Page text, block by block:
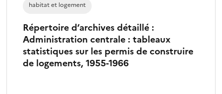
Répertoire d’archives détaillé :
Administration centrale : tableaux
statistiques sur les permis de construire
de logements, 1955-1966
habitat et logement